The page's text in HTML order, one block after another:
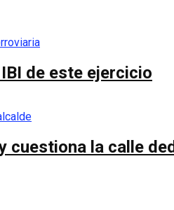
de este ejercicio
cuestiona la calle